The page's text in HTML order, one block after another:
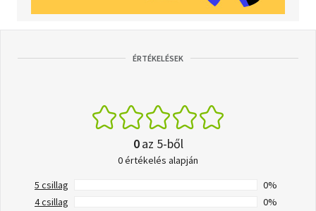
ÉRTÉKELÉSEK
0az 5-ből
0 értékelés alapján
5 csillag
0%
4 csillag
0%